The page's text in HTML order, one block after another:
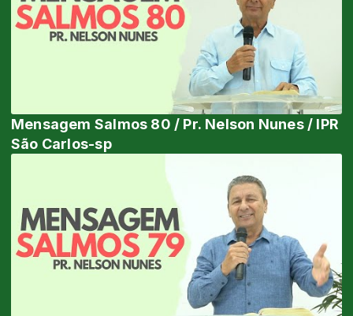
Mensagem Salmos 80 / Pr. Nelson Nunes / IPR
São Carlos-sp